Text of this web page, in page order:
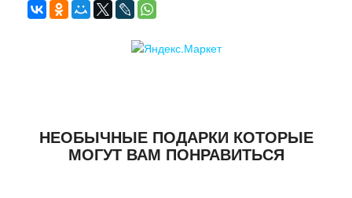
НЕОБЫЧНЫЕ ПОДАРКИ КОТОРЫЕ
МОГУТ ВАМ ПОНРАВИТЬСЯ